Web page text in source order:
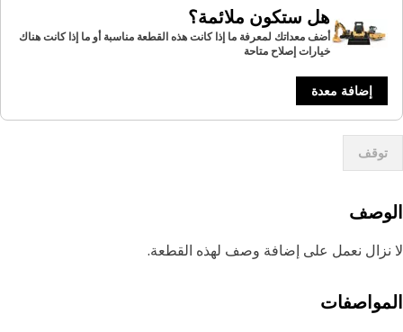
هل ستكون ملائمة؟
أضف معداتك لمعرفة ما إذا كانت هذه القطعة مناسبة أو ما إذا كانت هناك
خيارات إصلاح متاحة
إضافة معدة
توقف
نزال نعمل على إضافة وصف لهذه القطعة.